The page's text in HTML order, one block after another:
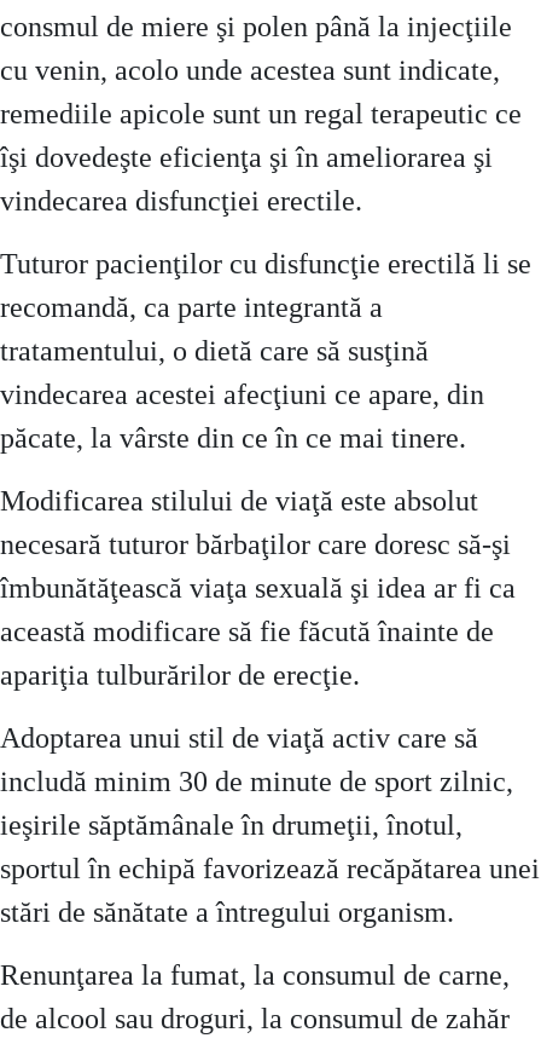
consmul de miere şi polen până la injecţiile
cu venin, acolo unde acestea sunt indicate,
remediile apicole sunt un regal terapeutic ce
îşi dovedeşte eficienţa şi în ameliorarea şi
vindecarea disfuncţiei erectile.
Tuturor pacienţilor cu disfuncţie erectilă li se
recomandă, ca parte integrantă a
tratamentului, o dietă care să susţină
vindecarea acestei afecţiuni ce apare, din
păcate, la vârste din ce în ce mai tinere.
Modificarea stilului de viaţă este absolut
necesară tuturor bărbaţilor care doresc să-şi
îmbunătăţească viaţa sexuală şi idea ar fi ca
această modificare să fie făcută înainte de
apariţia tulburărilor de erecţie.
Adoptarea unui stil de viaţă activ care să
includă minim 30 de minute de sport zilnic,
ieşirile săptămânale în drumeţii, înotul,
sportul în echipă favorizează recăpătarea unei
stări de sănătate a întregului organism.
Renunţarea la fumat, la consumul de carne,
de alcool sau droguri, la consumul de zahăr